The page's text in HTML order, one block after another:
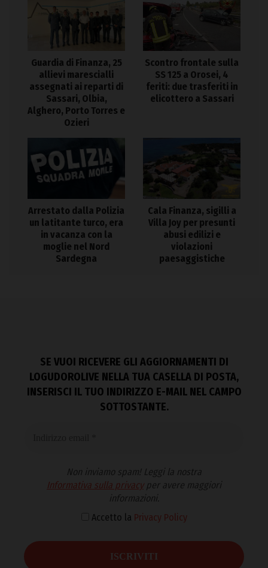
Guardia di Finanza, 25
allievi marescialli
assegnati ai reparti di
Sassari, Olbia,
Alghero, Porto Torres e
Ozieri
Scontro frontale sulla
SS 125 a Orosei, 4
feriti: due trasferiti in
elicottero a Sassari
Arrestato dalla Polizia
un latitante turco, era
in vacanza con la
moglie nel Nord
Sardegna
Cala Finanza, sigilli a
Villa Joy per presunti
abusi edilizi e
violazioni
paesaggistiche
SE VUOI RICEVERE GLI AGGIORNAMENTI DI
LOGUDOROLIVE NELLA TUA CASELLA DI POSTA,
INSERISCI IL TUO INDIRIZZO E-MAIL NEL CAMPO
SOTTOSTANTE.
Non inviamo spam! Leggi la nostra
Informativa sulla privacyper avere maggiori
informazioni.
Accetto la Privacy Policy